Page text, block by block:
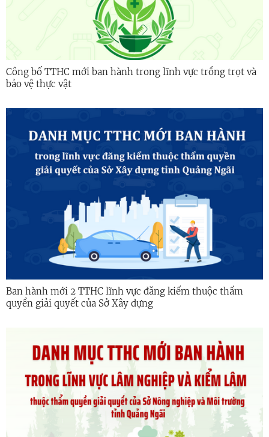
Công bố TTHC mới ban hành trong lĩnh vực trồng trọt và
bảo vệ thực vật
Ban hành mới 2 TTHC lĩnh vực đăng kiểm thuộc thẩm
quyền giải quyết của Sở Xây dựng